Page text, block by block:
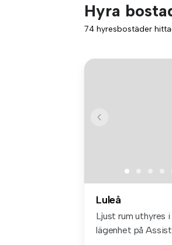
Hyra
74 hyresbostäder
Luleå
Ljust rum uthyres
lägenhet på